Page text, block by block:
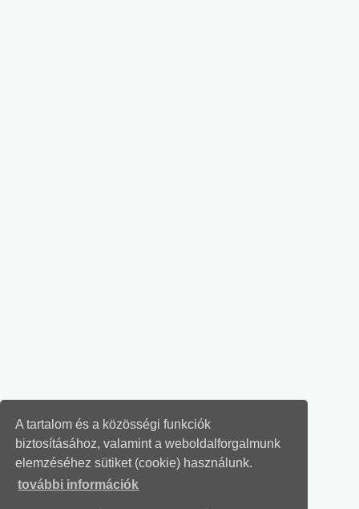
A tartalom és a közösségi funkciók
biztosításához, valamint a weboldalforgalmunk
elemzéséhez sütiket (cookie) használunk.
további információk